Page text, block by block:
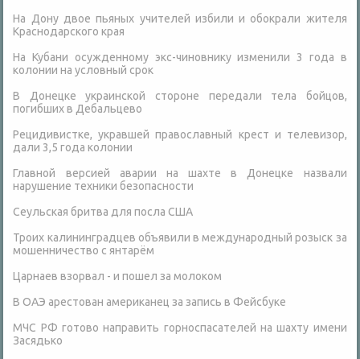
На Дону двое пьяных учителей избили и обокрали жителя
Краснодарского края
На Кубани осужденному экс-чиновнику изменили 3 года в
колонии на условный срок
В Донецке украинской стороне передали тела бойцов,
погибших в Дебальцево
Рецидивистке, укравшей православный крест и телевизор,
дали 3,5 года колонии
Главной версией аварии на шахте в Донецке назвали
нарушение техники безопасности
Сеульская бритва для посла США
Троих калининградцев объявили в международный розыск за
мошенничество с янтарём
Царнаев взорвал - и пошел за молоком
В ОАЭ арестован американец за запись в Фейсбуке
МЧС РФ готово направить горноспасателей на шахту имени
Засядько